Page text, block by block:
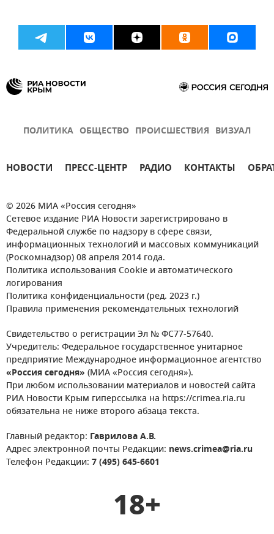
ПОЛИТИКА ОБЩЕСТВО ПРОИСШЕСТВИЯ ВИЗУАЛ
НОВОСТИ ПРЕСС-ЦЕНТР РАДИО КОНТАКТЫ
© 2026 МИА «Россия сегодня»
Сетевое издание РИА Новости зарегистрировано в
Федеральной службе по надзору в сфере связи,
информационных технологий и массовых коммуникаций
(Роскомнадзор) 08 апреля 2014 года.
Политика использования Cookie и автоматического
логирования
Политика конфиденциальности (ред. 2023 г.)
Правила применения рекомендательных технологий
Свидетельство о регистрации Эл № ФС77-57640.
Учредитель: Федеральное государственное унитарное
предприятие Международное информационное агентство
«Россия сегодня» (МИА «Россия сегодня»).
При любом использовании материалов и новостей сайта
РИА Новости Крым гиперссылка на https://crimea.ria.ru
обязательна не ниже второго абзаца текста.
Главный редактор: Гаврилова А.В.
Адрес электронной почты Редакции: news.crimea@ria.ru
Телефон Редакции: 7 (495) 645-6601
18+